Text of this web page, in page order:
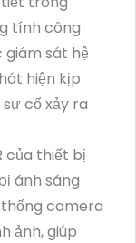
tính công
giám sát hệ
hiện kịp
cố xảy ra
của thiết bị
ánh sáng
camera
ảnh, giúp